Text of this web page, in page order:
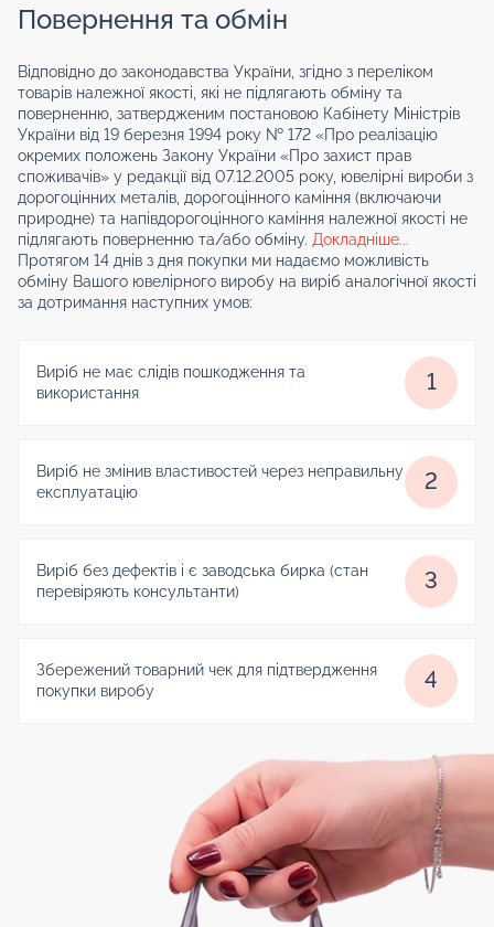
Повернення та обмін
Відповідно до законодавства України, згідно з переліком
товарів належної якості, які не підлягають обміну та
поверненню, затвердженим постановою Кабінету Міністрів
України від 19 березня 1994 року № 172 «Про реалізацію
окремих положень Закону України «Про захист прав
споживачів» у редакції від 07.12.2005 року, ювелірні вироби з
дорогоцінних металів, дорогоцінного каміння (включаючи
природне) та напівдорогоцінного каміння належної якості не
підлягають поверненню та/або обміну. Докладніше...
Протягом 14 днів з дня покупки ми надаємо можливість
обміну Вашого ювелірного виробу на виріб аналогічної якості
за дотримання наступних умов:
Виріб не має слідів пошкодження та
використання
1
Виріб не змінив властивостей через неправильну
експлуатацію
2
Виріб без дефектів і є заводська бирка (стан
перевіряють консультанти)
3
Збережений товарний чек для підтвердження
покупки виробу
4